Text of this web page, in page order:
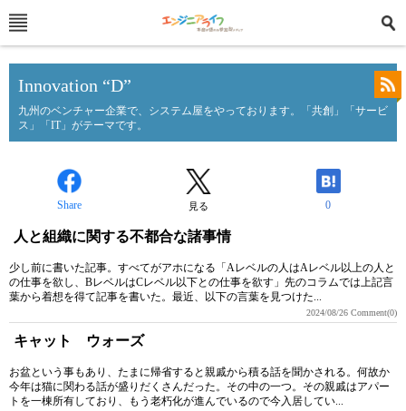
Innovation “D”
九州のベンチャー企業で、システム屋をやっております。「共創」「サービ
ス」「IT」がテーマです。
Share 見る 0
人と組織に関する不都合な諸事情
少し前に書いた記事。すべてがアホになる「Aレベルの人はAレベル以上の人と
の仕事を欲し、BレベルはCレベル以下との仕事を欲す」先のコラムでは上記言
葉から着想を得て記事を書いた。最近、以下の言葉を見つけた...
2024/08/26 Comment(0)
キャット ウォーズ
お盆という事もあり、たまに帰省すると親戚から積る話を聞かされる。何故か
今年は猫に関わる話が盛りだくさんだった。その中の一つ。その親戚はアパー
トを一棟所有しており、もう老朽化が進んでいるので今入居してい...